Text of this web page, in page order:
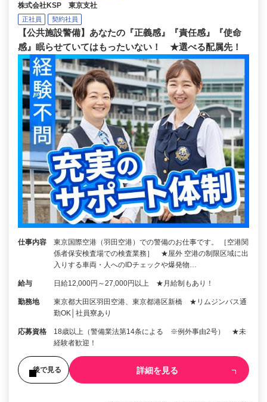
株式会社KSP 東京支社
正社員 契約社員
【公共施設警備】あなたの『正義感』『責任感』『使命
感』眠らせていてはもったいない！ ★選べる配属先！
仕事内容
東京国際空港（羽田空港）での警備のお仕事です。 ［空港関
係者保安検査場での検査業務］ ★屋外 空港の制限区域に出
入りする車両・人へのIDチェックや爆発物…
給与 日給12,000円～27,000円以上 ★月給制もあり！
勤務地
東京都大田区羽田空港、東京都港区新橋 ★リムジンバス通
勤OK│社員寮あり
応募資格
18歳以上（警備業法第14条による ※例外事由2号） ★未
経験者歓迎！
後で見る 詳細を見る